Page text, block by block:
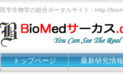
医学生物学の総合ポータルサイト - http://
トップページ 最新研究情報